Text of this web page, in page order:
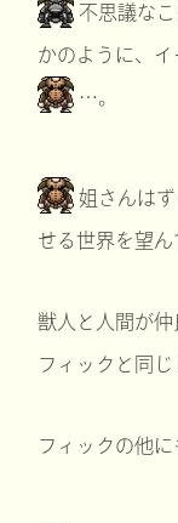
不思議な
かのように、
…。
姐さんは
せる世界を望
獣人と人間が仲
フィックと同じ
フィックの他に